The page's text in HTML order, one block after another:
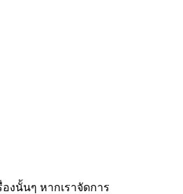
งนั้นๆ หากเราจัดการ